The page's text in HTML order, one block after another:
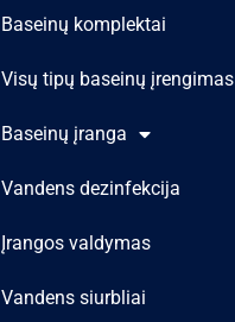
Baseinų komplektai
Visų tipų baseinų įrengimas
Baseinų įranga
Vandens dezinfekcija
Įrangos valdymas
Vandens siurbliai